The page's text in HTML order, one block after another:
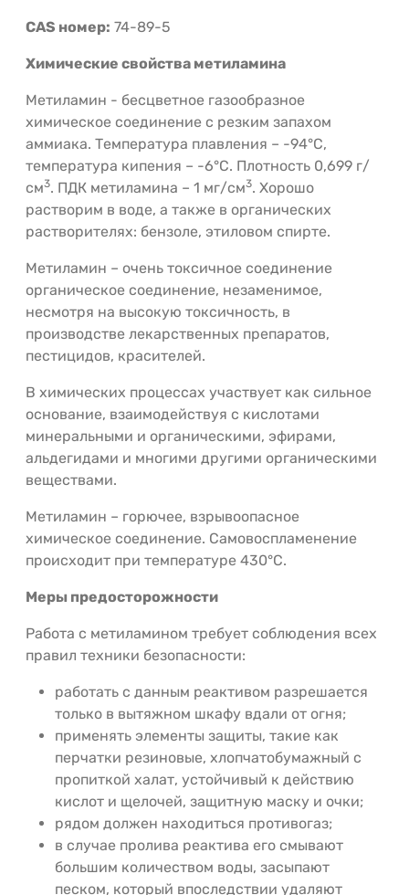
CAS номер: 74-89-5
Химические свойства метиламина
Метиламин - бесцветное газообразное
химическое соединение с резким запахом
аммиака. Температура плавления – -94°С,
температура кипения – -6°С. Плотность 0,699 г/
см3. ПДК метиламина – 1 мг/см3. Хорошо
растворим в воде, а также в органических
растворителях: бензоле, этиловом спирте.
Метиламин – очень токсичное соединение
органическое соединение, незаменимое,
несмотря на высокую токсичность, в
производстве лекарственных препаратов,
пестицидов, красителей.
В химических процессах участвует как сильное
основание, взаимодействуя с кислотами
минеральными и органическими, эфирами,
альдегидами и многими другими органическими
веществами.
Метиламин – горючее, взрывоопасное
химическое соединение. Самовоспламенение
происходит при температуре 430°С.
Меры предосторожности
Работа с метиламином требует соблюдения всех
правил техники безопасности:
работать с данным реактивом разрешается
только в вытяжном шкафу вдали от огня;
применять элементы защиты, такие как
перчатки резиновые, хлопчатобумажный с
пропиткой халат, устойчивый к действию
кислот и щелочей, защитную маску и очки;
рядом должен находиться противогаз;
в случае пролива реактива его смывают
большим количеством воды, засыпают
песком, который впоследствии удаляют